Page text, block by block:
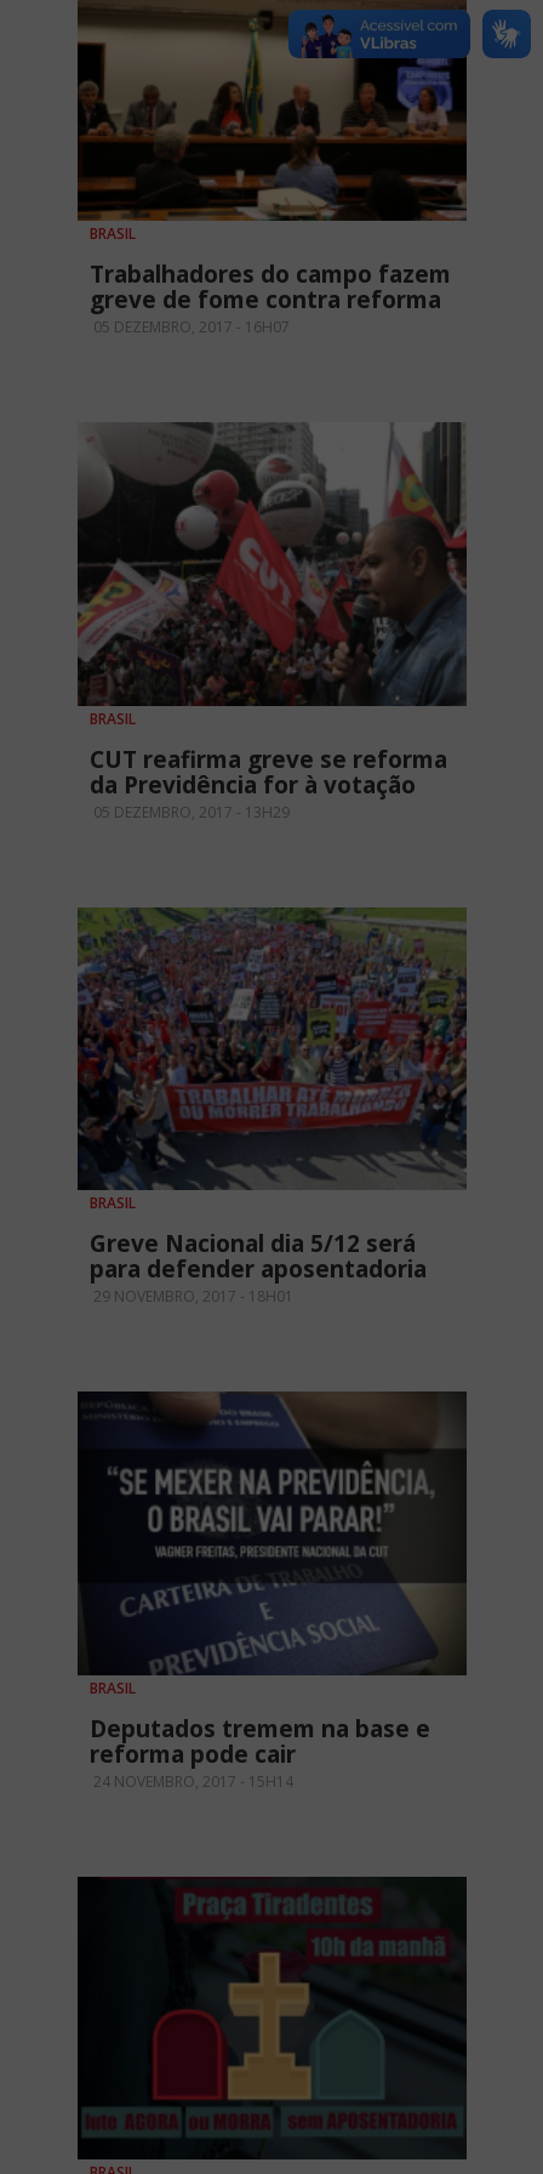
BRASIL
Trabalhadores do campo fazem
greve de fome contra reforma
05 DEZEMBRO, 2017 - 16H07
BRASIL
CUT reafirma greve se reforma
da Previdência for à votação
05 DEZEMBRO, 2017 - 13H29
BRASIL
Greve Nacional dia 5/12 será
para defender aposentadoria
29 NOVEMBRO, 2017 - 18H01
BRASIL
Deputados tremem na base e
reforma pode cair
24 NOVEMBRO, 2017 - 15H14